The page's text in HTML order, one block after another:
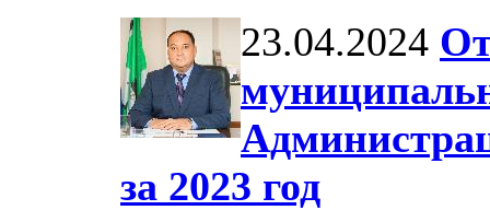
23.04.2024
за 2023 год